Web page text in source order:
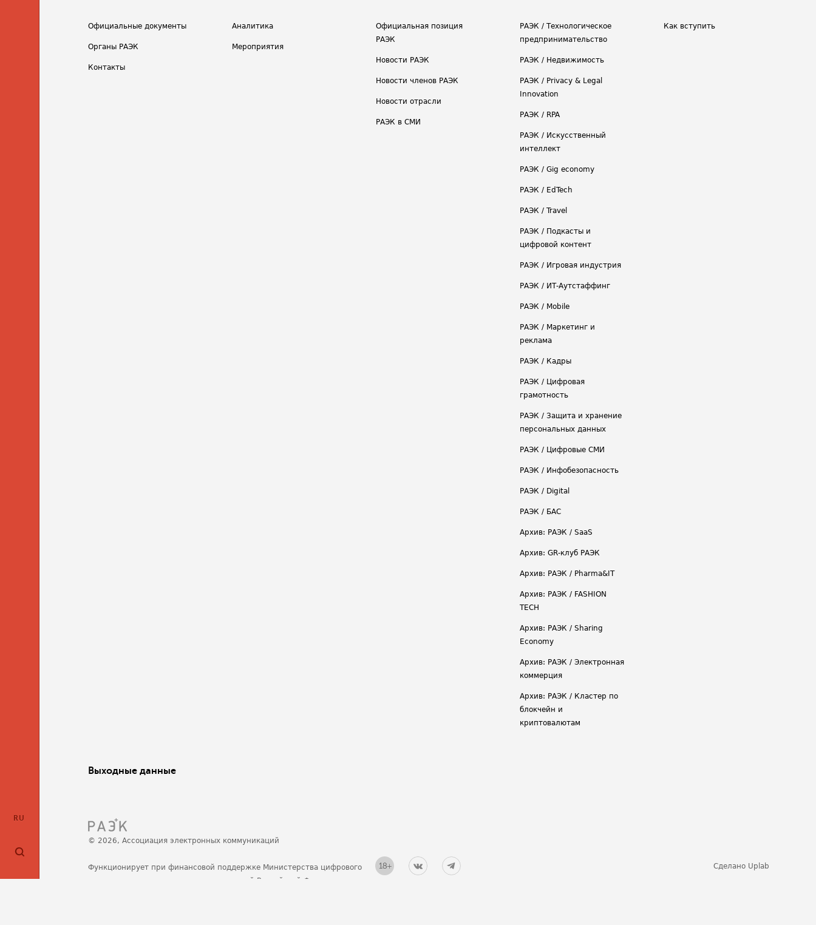
RU
Официальные документы
Органы РАЭК
Контакты
Аналитика
Мероприятия
Официальная позиция
РАЭК
Новости РАЭК
Новости членов РАЭК
Новости отрасли
РАЭК в СМИ
РАЭК / Технологическое
предпринимательство
РАЭК / Недвижимость
РАЭК / Privacy & Legal
Innovation
РАЭК / RPA
РАЭК / Искусственный
интеллект
РАЭК / Gig economy
РАЭК / EdTech
РАЭК / Travel
РАЭК / Подкасты и
цифровой контент
РАЭК / Игровая индустрия
РАЭК / ИТ-Аутстаффинг
РАЭК / Mobile
РАЭК / Маркетинг и
реклама
РАЭК / Кадры
РАЭК / Цифровая
грамотность
РАЭК / Защита и хранение
персональных данных
РАЭК / Цифровые СМИ
РАЭК / Инфобезопасность
РАЭК / Digital
РАЭК / БАС
Архив: РАЭК / SaaS
Архив: GR-клуб РАЭК
Архив: РАЭК / Pharma&IT
Архив: РАЭК / FASHION
TECH
Архив: РАЭК / Sharing
Economy
Архив: РАЭК / Электронная
коммерция
Архив: РАЭК / Кластер по
блокчейн и
криптовалютам
Как вступить
Выходные данные
© 2026, Ассоциация электронных коммуникаций
Функционирует при финансовой поддержке Министерства цифрового
развития, связи и массовых коммуникаций Российской Федерации
Сделано Uplab